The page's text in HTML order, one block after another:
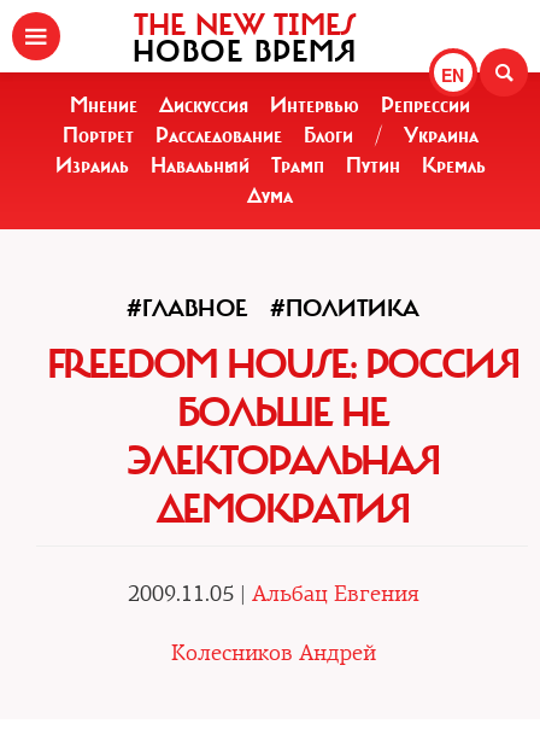
EN
THE NEW TIMES
НОВОЕ ВРЕМЯ
Мнение Дискуссия Интервью
Репрессии
Портрет
Расследование Блоги /
Украина
Израиль
Навальный Трамп Путин
Кремль
Дума
#ГЛАВНОЕ #ПОЛИТИКА
FREEDOM HOUSE: РОССИЯ
БОЛЬШЕ НЕ
ЭЛЕКТОРАЛЬНАЯ
ДЕМОКРАТИЯ
2009.11.05 | Альбац Евгения
Колесников Андрей